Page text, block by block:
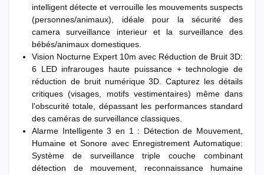
intelligent détecte et verrouille les mouvements suspects
(personnes/animaux), idéale pour la sécurité des
camera surveillance interieur et la surveillance des
bébés/animaux domestiques.
Vision Nocturne Expert 10m avec Réduction de Bruit 3D:
6 LED infrarouges haute puissance + technologie de
réduction de bruit numérique 3D. Capturez les détails
critiques (visages, motifs vestimentaires) même dans
l'obscurité totale, dépassant les performances standard
des caméras de surveillance classiques.
Alarme Intelligente 3 en 1 : Détection de Mouvement,
Humaine et Sonore avec Enregistrement Automatique:
Système de surveillance triple couche combinant
détection de mouvement, reconnaissance humaine